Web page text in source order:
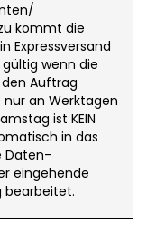
kommt die
Expressversand
wenn die
Auftrag
an Werktagen
ist KEIN
in das
Daten-
eingehende
bearbeitet.